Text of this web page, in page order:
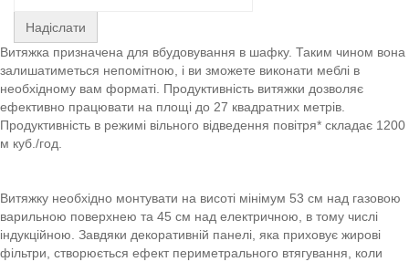
Надіслати
Витяжка призначена для вбудовування в шафку. Таким чином вона
залишатиметься непомітною, і ви зможете виконати меблі в
необхідному вам форматі. Продуктивність витяжки дозволяє
ефективно працювати на площі до 27 квадратних метрів.
Продуктивність в режимі вільного відведення повітря* складає 1200
м куб./год.
Витяжку необхідно монтувати на висоті мінімум 53 см над газовою
варильною поверхнею та 45 см над електричною, в тому числі
індукційною. Завдяки декоративній панелі, яка приховує жирові
фільтри, створюється ефект периметрального втягування, коли